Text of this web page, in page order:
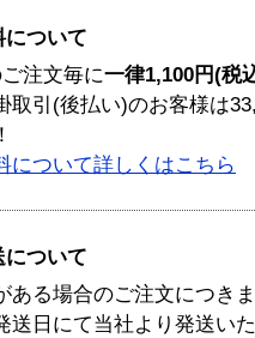
について
注文毎に一律1,100円(税
取引(後払い)のお客様は
について詳しくはこちら
について
ある場合のご注文につき
送日にて当社より発送い